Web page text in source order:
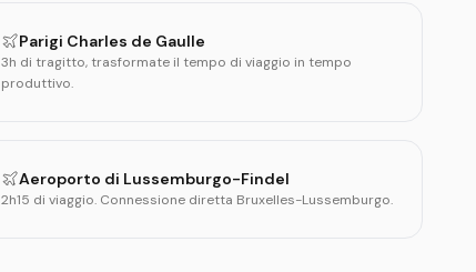
Parigi Charles de Gaulle
3h di tragitto, trasformate il tempo di viaggio in tempo
produttivo.
Aeroporto di Lussemburgo-Findel
2h15 di viaggio. Connessione diretta Bruxelles-Lussemburgo.